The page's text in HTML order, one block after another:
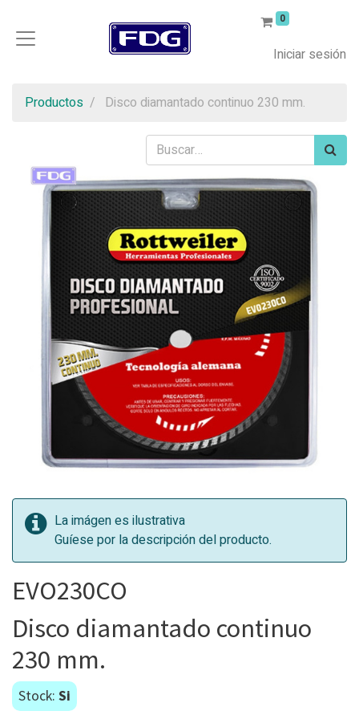
0
Iniciar sesión
Productos Disco diamantado continuo 230 mm.
La imágen es ilustrativa
Guíese por la descripción del producto.
EVO230CO
Disco diamantado continuo
230 mm.
Stock: Si